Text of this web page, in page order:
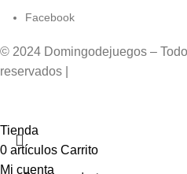
Facebook
© 2024 Domingodejuegos –
reservados |
Tienda
0 artículos Carrito
Mi cuenta